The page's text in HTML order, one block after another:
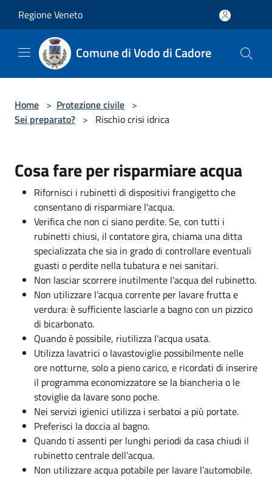
Regione Veneto
Comune di Vodo di Cadore
Home > Protezione civile >
Sei preparato? > Rischio crisi idrica
Cosa fare per risparmiare acqua
Rifornisci i rubinetti di dispositivi frangigetto che
consentano di risparmiare l'acqua.
Verifica che non ci siano perdite. Se, con tutti i
rubinetti chiusi, il contatore gira, chiama una ditta
specializzata che sia in grado di controllare eventuali
guasti o perdite nella tubatura e nei sanitari.
Non lasciar scorrere inutilmente l'acqua del rubinetto.
Non utilizzare l’acqua corrente per lavare frutta e
verdura: è sufficiente lasciarle a bagno con un pizzico
di bicarbonato.
Quando è possibile, riutilizza l’acqua usata.
Utilizza lavatrici o lavastoviglie possibilmente nelle
ore notturne, solo a pieno carico, e ricordati di inserire
il programma economizzatore se la biancheria o le
stoviglie da lavare sono poche.
Nei servizi igienici utilizza i serbatoi a più portate.
Preferisci la doccia al bagno.
Quando ti assenti per lunghi periodi da casa chiudi il
rubinetto centrale dell’acqua.
Non utilizzare acqua potabile per lavare l’automobile.